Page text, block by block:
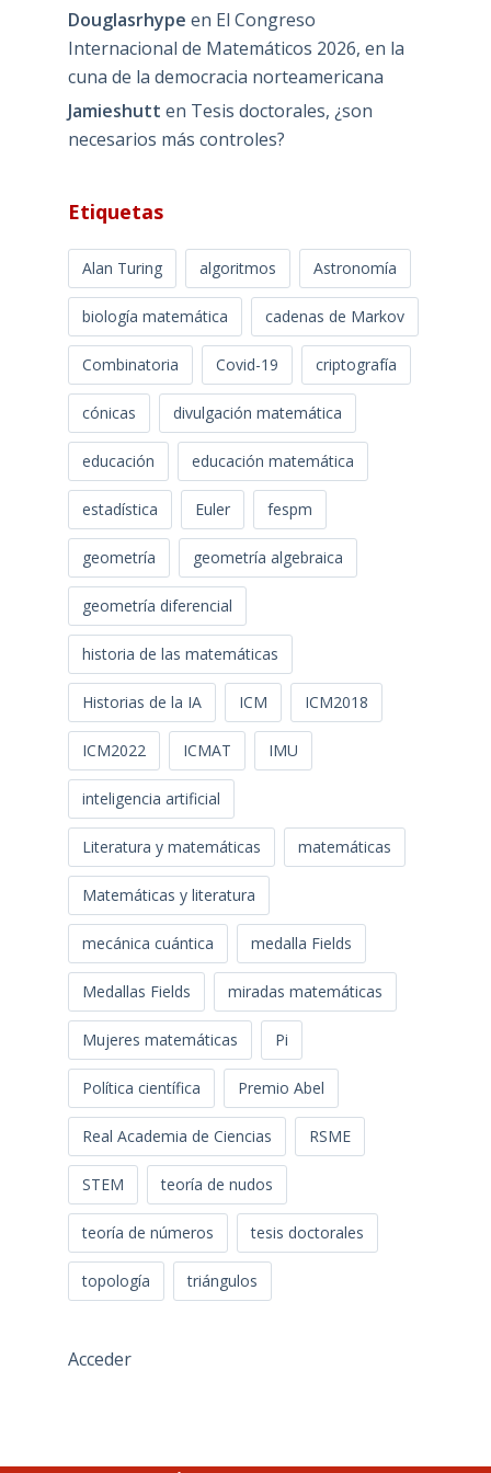
Douglasrhype en El Congreso
Internacional de Matemáticos 2026, en la
cuna de la democracia norteamericana
Jamieshutt en Tesis doctorales, ¿son
necesarios más controles?
Etiquetas
Alan Turing algoritmos Astronomía
biología matemática cadenas de Markov
Combinatoria Covid-19 criptografía
cónicas divulgación matemática
educación educación matemática
estadística Euler fespm
geometría geometría algebraica
geometría diferencial
historia de las matemáticas
Historias de la IA ICM ICM2018
ICM2022 ICMAT IMU
inteligencia artificial
Literatura y matemáticas matemáticas
Matemáticas y literatura
mecánica cuántica medalla Fields
Medallas Fields miradas matemáticas
Mujeres matemáticas Pi
Política científica Premio Abel
Real Academia de Ciencias RSME
STEM teoría de nudos
teoría de números tesis doctorales
topología triángulos
Acceder